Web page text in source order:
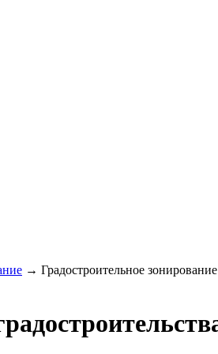
→ Градостроительное зонирование